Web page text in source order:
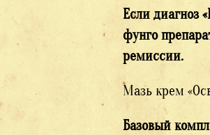
Если диагноз
фунго
ремиссии.
Мазь крем
Базовый